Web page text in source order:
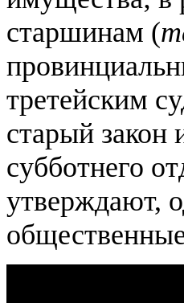
старшинам (
третейским
старый закон
субботнего
утверждают,